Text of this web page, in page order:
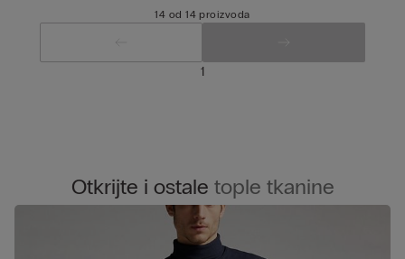
14 od 14 proizvoda
1
Otkrijte i ostale tople tkanine